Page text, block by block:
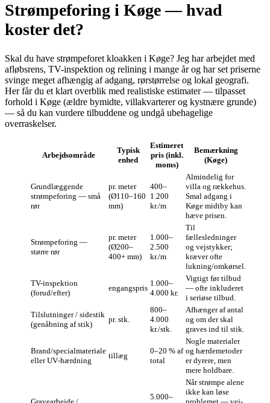
Strømpeforing i Køge — hvad
koster det?
Skal du have strømpeforet kloakken i Køge? Jeg har arbejdet med
afløbsrens, TV-inspektion og relining i mange år og har set priserne
svinge meget afhængig af adgang, rørstørrelse og lokal geografi.
Her får du et klart overblik med realistiske estimater — tilpasset
forhold i Køge (ældre bymidte, villakvarterer og kystnære grunde)
— så du kan vurdere tilbuddene og undgå ubehagelige
overraskelser.
Arbejdsområde
Typisk
enhed
Estimeret
pris (inkl.
moms)
Bemærkning
(Køge)
Grundlæggende
strømpeforing — små
rør
pr. meter
(Ø110–160
mm)
400–
1.200
kr./m
Almindelig for
villa og rækkehus.
Smal adgang i
Køge midtby kan
hæve prisen.
Strømpeforing —
større rør
pr. meter
(Ø200–
400+ mm)
1.000–
2.500
kr./m
Til
fællesledninger
og vejstykker;
kræver ofte
lukning/omkørsel.
TV-inspektion
(forud/efter)
engangspris
1.000–
4.000 kr.
Vigtigt før tilbud
— ofte inkluderet
i seriøse tilbud.
Tilslutninger / sidestik
(genåbning af stik)
pr. stk.
800–
4.000
kr./stk.
Afhænger af antal
og om der skal
graves ind til stik.
Brand/specialmateriale
eller UV‑hærdning
tillæg
0–20 % af
total
Nogle materialer
og hærdemetoder
er dyrere, men
mere holdbare.
5.000–
Når strømpe alene
ikke kan løse